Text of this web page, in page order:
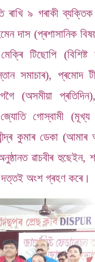
ৰাখি ৯ গৰাকী
দাস (প্ৰশাসানিক
টিছোপি (বিশিষ্ট
সমাচাৰ), প্ৰমোদ
(অসমীয়া
গোস্বামী (মূখ্য
কুমাৰ ডেকা (আমাৰ
ৱাচবীৰ হুছেইন,
অংশ গ্ৰহণ কৰে।